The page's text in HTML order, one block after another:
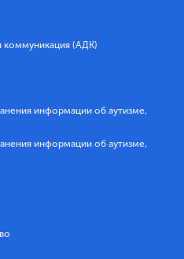
коммуникация (АДК)
информации об аутизме,
информации об аутизме,